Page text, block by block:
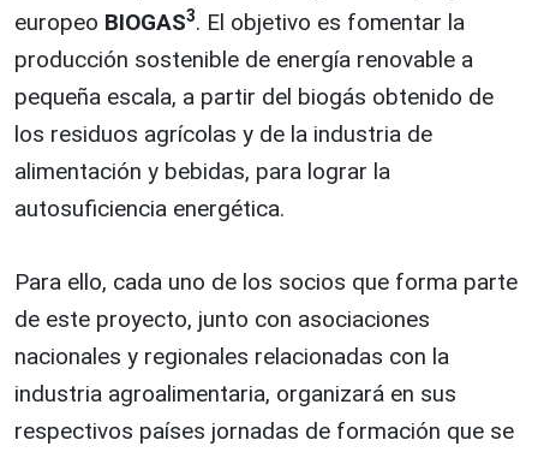
europeo BIOGAS3. El objetivo es fomentar la
producción sostenible de energía renovable a
pequeña escala, a partir del biogás obtenido de
los residuos agrícolas y de la industria de
alimentación y bebidas, para lograr la
autosuficiencia energética.
Para ello, cada uno de los socios que forma parte
de este proyecto, junto con asociaciones
nacionales y regionales relacionadas con la
industria agroalimentaria, organizará en sus
respectivos países jornadas de formación que se